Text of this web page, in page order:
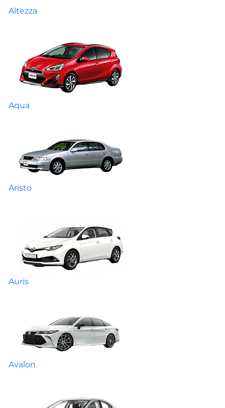
Altezza
Aqua
Aristo
Auris
Avalon